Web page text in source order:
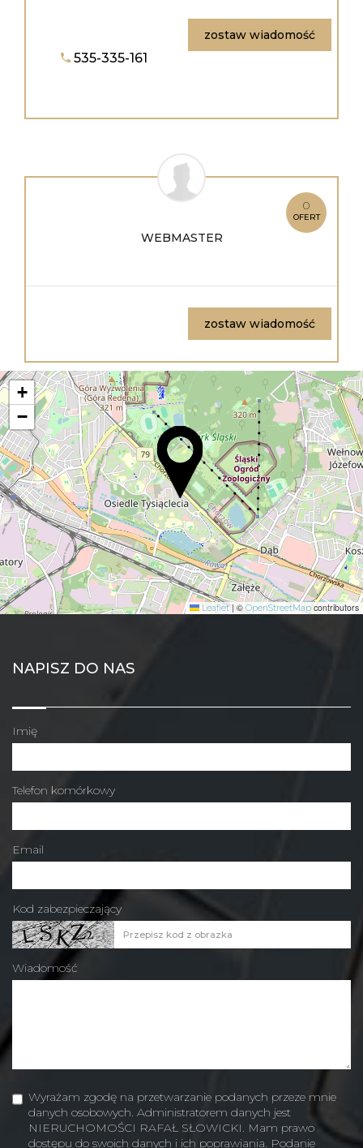
535-335-161
zostaw wiadomość
0
OFERT
WEBMASTER
zostaw wiadomość
+
−
Leaflet |© OpenStreetMapcontributors
NAPISZ DO NAS
Imię
Telefon komórkowy
Email
Kod zabezpieczający
Wiadomość
Wyrażam zgodę na przetwarzanie podanych przeze mnie
danych osobowych. Administratorem danych jest
NIERUCHOMOŚCI RAFAŁ SŁOWICKI. Mam prawo
dostępu do swoich danych i ich poprawiania. Podanie